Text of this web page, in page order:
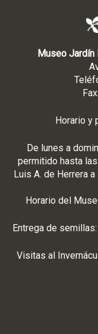
Museo
Horario y
De lunes a
permitido hasta
Luis A. de Herrera
Horario del
Entrega de
Visitas al